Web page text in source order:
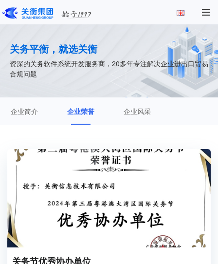
关务平衡，就选关衡
资深的关务软件系统开发服务商，20多年专注解决企业进出口贸易
合规问题
企业简介 企业荣誉 企业风采
关务节优秀协办单位